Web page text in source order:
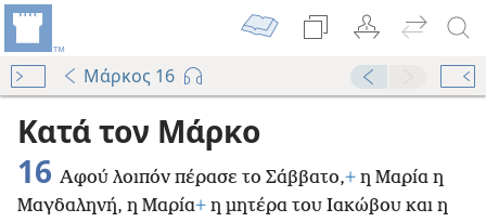
Μάρκος 16
Κατά τον Μάρκο
16 Αφού λοιπόν πέρασε το Σάββατο,+ η Μαρία η
Μαγδαληνή, η Μαρία+ η μητέρα του Ιακώβου και η